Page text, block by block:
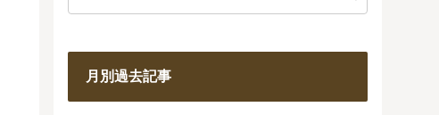
月別過去記事